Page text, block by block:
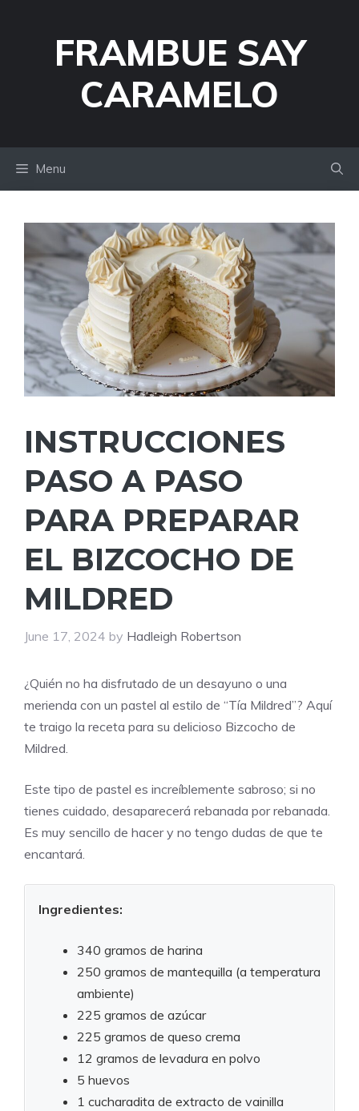
FRAMBUE SAY
CARAMELO
Menu
INSTRUCCIONES
PASO A PASO
PARA PREPARAR
EL BIZCOCHO DE
MILDRED
June 17, 2024 by Hadleigh Robertson
¿Quién no ha disfrutado de un desayuno o una
merienda con un pastel al estilo de “Tía Mildred”? Aquí
te traigo la receta para su delicioso Bizcocho de
Mildred.
Este tipo de pastel es increíblemente sabroso; si no
tienes cuidado, desaparecerá rebanada por rebanada.
Es muy sencillo de hacer y no tengo dudas de que te
encantará.
Ingredientes:
340 gramos de harina
250 gramos de mantequilla (a temperatura
ambiente)
225 gramos de azúcar
225 gramos de queso crema
12 gramos de levadura en polvo
5 huevos
1 cucharadita de extracto de vainilla